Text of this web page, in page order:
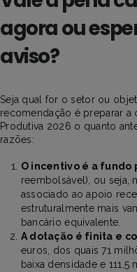
agora ou
aviso?
Seja qual for o setor ou
recomendação é preparar a
Produtiva 2026 o quanto
razões:
O incentivo é a fundo
reembolsável), ou seja,
associado ao apoio
estruturalmente mais
bancário equivalente.
A dotação é finita e
euros, dos quais 71
baixa densidade e